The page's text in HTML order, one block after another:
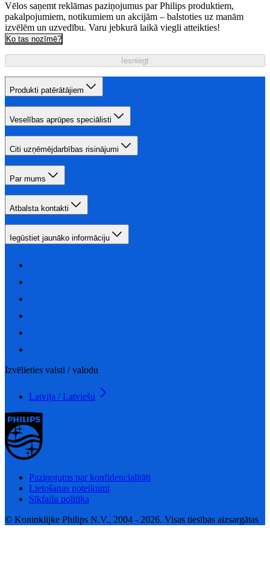
Vēlos saņemt reklāmas paziņojumus par Philips produktiem,
pakalpojumiem, notikumiem un akcijām – balstoties uz manām
izvēlēm un uzvedību. Varu jebkurā laikā viegli atteikties!
Ko tas nozīmē?
Iesniegt
Produkti patērātājiem
Veselības aprūpes speciālisti
Citi uzņēmējdarbības risinājumi
Par mums
Atbalsta kontakti
Iegūstiet jaunāko informāciju
Izvēlieties valsti / valodu
Latvija / Latviešu
Paziņojums par konfidencialitāti
Lietošanas noteikumi
Sīkfailu politika
© Koninklijke Philips N.V., 2004 - 2026. Visas tiesības aizsargātas